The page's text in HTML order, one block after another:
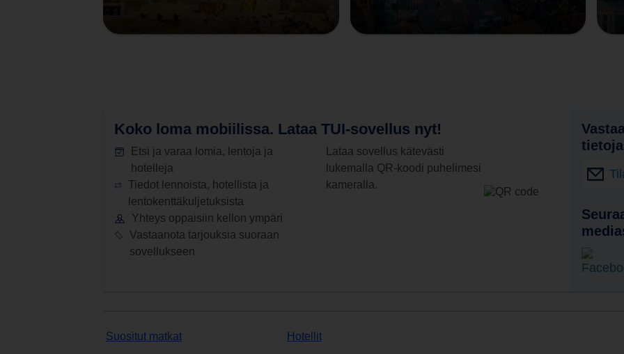
Koko loma mobiilissa. Lataa TUI-sovellus nyt!
Etsi ja varaa lomia, lentoja ja
hotelleja
Tiedot lennoista, hotellista ja
lentokenttäkuljetuksista
Yhteys oppaisiin kellon ympäri
Vastaanota tarjouksia suoraan
sovellukseen
Lataa sovellus kätevästi
lukemalla QR-koodi puhelimesi
kameralla.
Suositut matkat Hotellit